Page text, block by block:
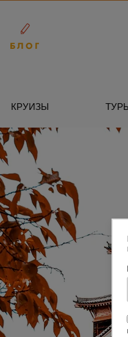
БЛОГ
КРУИЗЫ